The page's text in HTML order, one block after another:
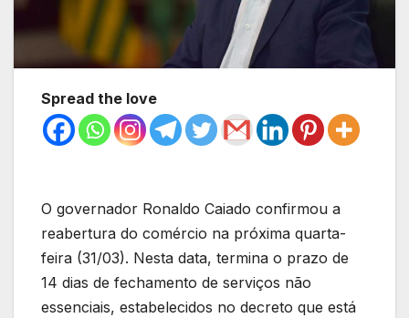
Spread the love
O governador Ronaldo Caiado confirmou a
reabertura do comércio na próxima quarta-
feira (31/03). Nesta data, termina o prazo de
14 dias de fechamento de serviços não
essenciais, estabelecidos no decreto que está